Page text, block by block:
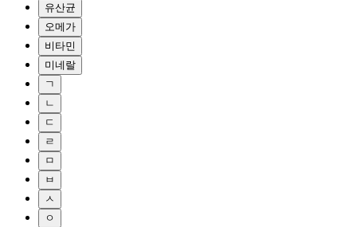
유산균
오메가
비타민
미네랄
ㄱ
ㄴ
ㄷ
ㄹ
ㅁ
ㅂ
ㅅ
ㅇ